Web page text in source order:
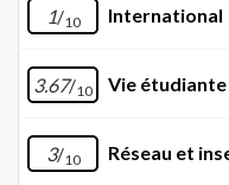
1/10 International
3.67/10 Vie étudiante
3/10 Réseau et